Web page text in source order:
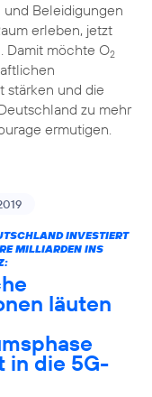
Beleidigungen
erleben, jetzt
Damit möchte O2
stärken und die
zu mehr
ermutigen.
INVESTIERT
MILLIARDEN INS
läuten
in die 5G-